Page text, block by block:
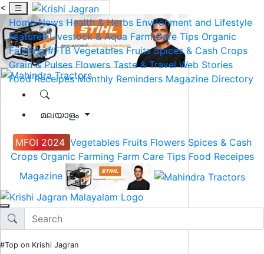
<
Home News Health & Herbs Environment and Lifestyle
Features Livestock & Aqua Farm Care Tips Organic
Farming #FTB Vegetables Fruits Spices & Cash Crops
Grain & Pulses Flowers Taste & Travel Web Stories
Food Receipes Monthly Reminders Magazine Directory
മലയാളം
MFOI 2024 Vegetables Fruits Flowers Spices & Cash
Crops Organic Farming Farm Care Tips Food Receipes
Magazine
#Top on Krishi Jagran